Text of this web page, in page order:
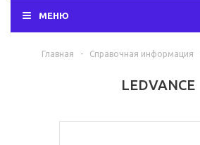
МЕНЮ
Главная - Справочная информация
LEDVANCE